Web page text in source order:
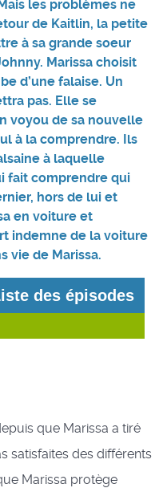
les problèmes ne
de Kaitlin, la petite
à sa grande soeur
Marissa choisit
d’une falaise. Un
pas. Elle se
voyou de sa nouvelle
à la comprendre. Ils
à laquelle
fait comprendre qui
hors de lui et
en voiture et
indemne de la voiture
vie de Marissa.
des épisodes
que Marissa a tiré
satisfaites des différents
Marissa protège